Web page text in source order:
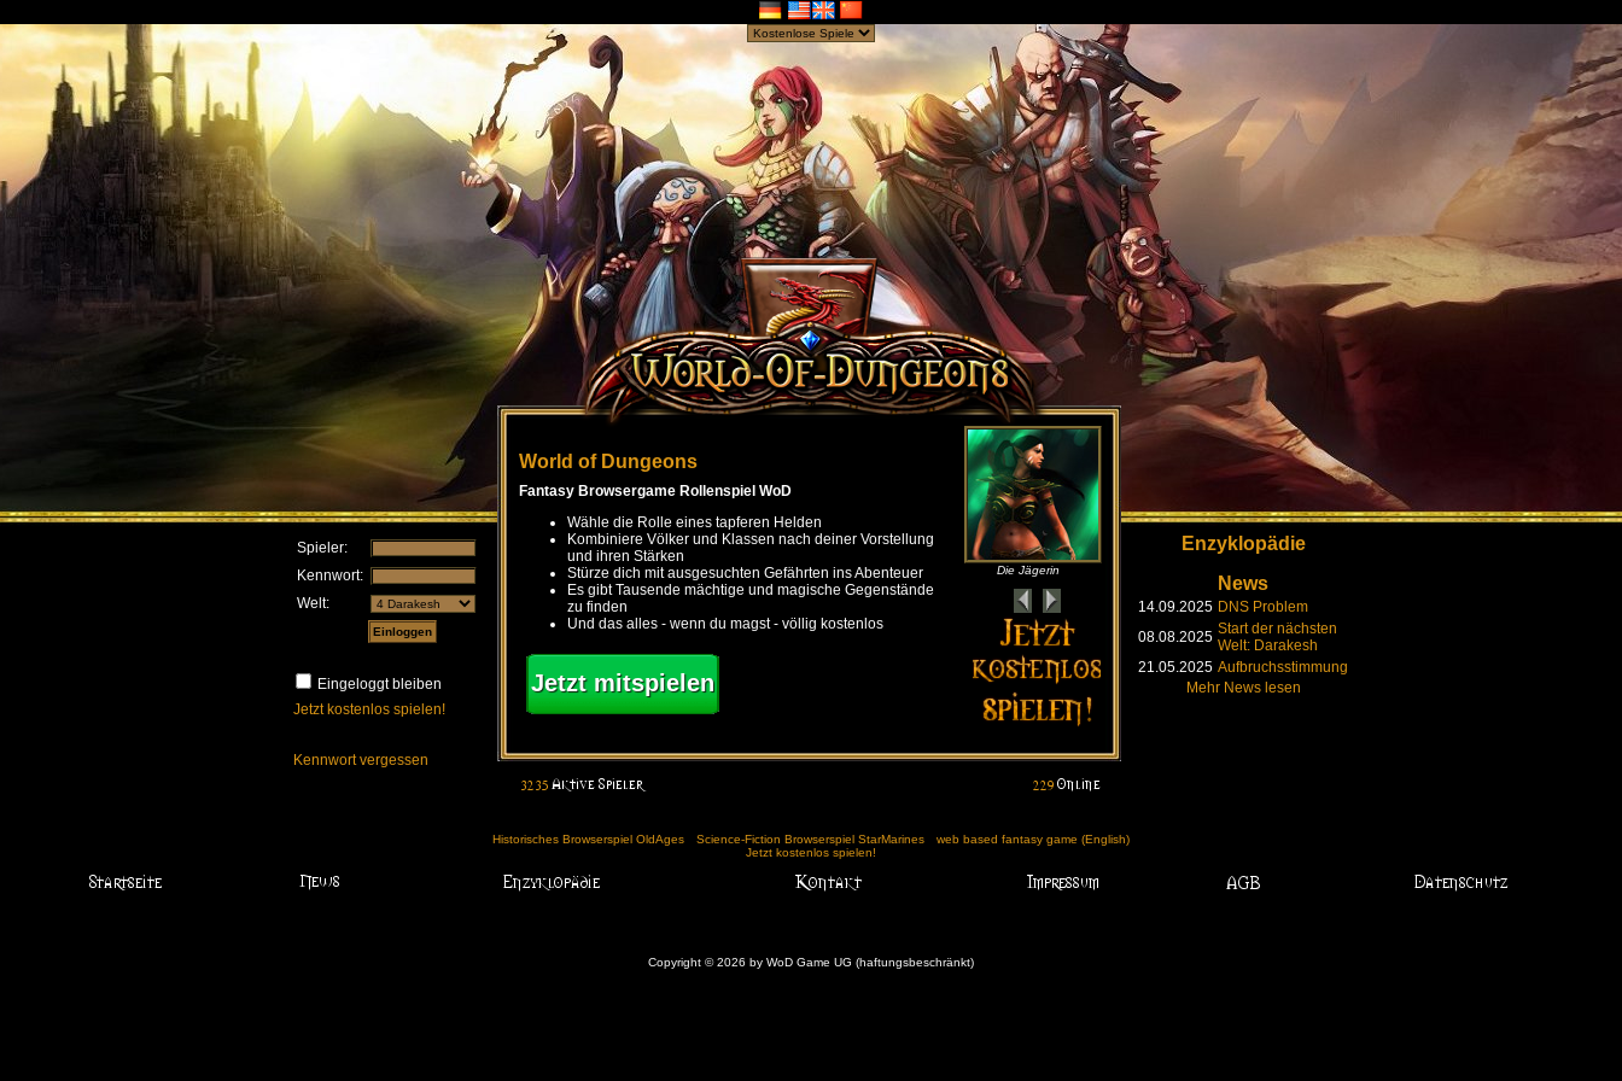
Spieler:
Kennwort:
Welt:
Eingeloggt bleiben
Jetzt kostenlos spielen!
Kennwort vergessen
World of Dungeons
Fantasy Browsergame Rollenspiel WoD
Wähle die Rolle eines tapferen Helden
Kombiniere Völker und Klassen nach deiner Vorstellung
und ihren Stärken
Stürze dich mit ausgesuchten Gefährten ins Abenteuer
Es gibt Tausende mächtige und magische Gegenstände
zu finden
Und das alles - wenn du magst - völlig kostenlos
Jetzt mitspielen
Die Jägerin
Enzyklopädie
News
14.09.2025 DNS Problem
08.08.2025 Start der nächsten
Welt: Darakesh
21.05.2025 Aufbruchsstimmung
Mehr News lesen
Historisches Browserspiel OldAges Science-Fiction Browserspiel StarMarines
web based fantasy game (English)
Jetzt kostenlos spielen!
Copyright © 2026 by WoD Game UG (haftungsbeschränkt)